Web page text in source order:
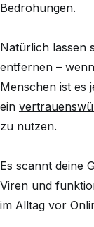
Bedrohungen.
Natürlich lassen
entfernen –
Menschen ist es
ein
zu nutzen.
Es scannt deine
Viren und
im Alltag vor